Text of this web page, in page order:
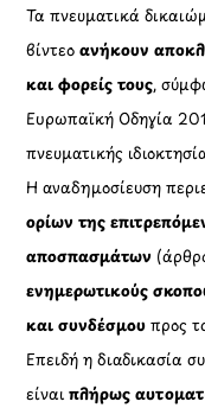
Τα πνευματικά
βίντεοανήκουν
και φορείς τους,
Ευρωπαϊκή Οδηγία
πνευματικής
Η αναδημοσίευση
ορίων της
αποσπασμάτων
ενημερωτικούς
και συνδέσμου προς
Επειδή η διαδικασία
είναιπλήρως